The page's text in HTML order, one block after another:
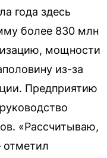
года здесь
более 830 млн
мощности
из-за
Предприятию
«Рассчитываю,
отметил